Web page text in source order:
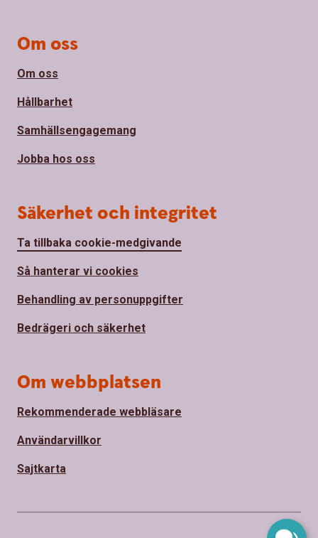
Om oss
Om oss
Hållbarhet
Samhällsengagemang
Jobba hos oss
Säkerhet och integritet
Ta tillbaka cookie-medgivande
Så hanterar vi cookies
Behandling av personuppgifter
Bedrägeri och säkerhet
Om webbplatsen
Rekommenderade webbläsare
Användarvillkor
Sajtkarta